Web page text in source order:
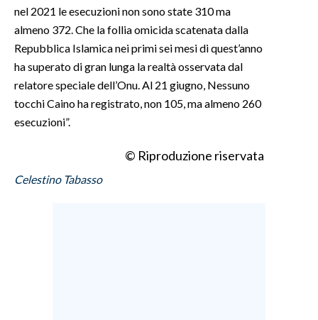
nel 2021 le esecuzioni non sono state 310 ma
almeno 372. Che la follia omicida scatenata dalla
Repubblica Islamica nei primi sei mesi di quest’anno
ha superato di gran lunga la realtà osservata dal
relatore speciale dell’Onu. Al 21 giugno, Nessuno
tocchi Caino ha registrato, non 105, ma almeno 260
esecuzioni”.
© Riproduzione riservata
Celestino Tabasso